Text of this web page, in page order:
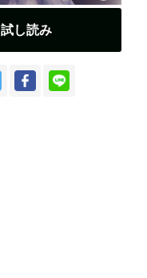
試し読み